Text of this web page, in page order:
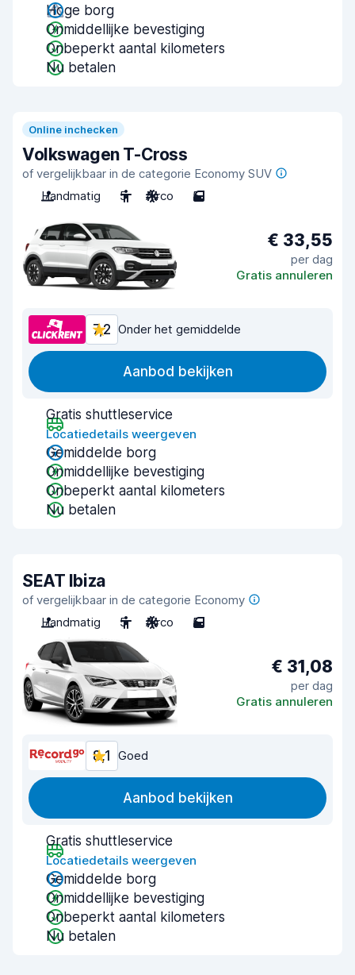
Hoge borg
Onmiddellijke bevestiging
Onbeperkt aantal kilometers
Nu betalen
Online inchecken
Volkswagen T-Cross
of vergelijkbaar in de categorie Economy SUV
Handmatig
5 Airco 5
€ 33,55
per dag
Gratis annuleren
7,2 Onder het gemiddelde
Aanbod bekijken
Gratis shuttleservice
Locatiedetails weergeven
Gemiddelde borg
Onmiddellijke bevestiging
Onbeperkt aantal kilometers
Nu betalen
SEAT Ibiza
of vergelijkbaar in de categorie Economy
Handmatig
5 Airco 5
€ 31,08
per dag
Gratis annuleren
8,1 Goed
Aanbod bekijken
Gratis shuttleservice
Locatiedetails weergeven
Gemiddelde borg
Onmiddellijke bevestiging
Onbeperkt aantal kilometers
Nu betalen